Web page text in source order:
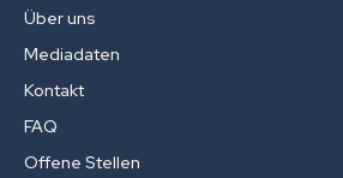
Über uns
Mediadaten
Kontakt
FAQ
Offene Stellen